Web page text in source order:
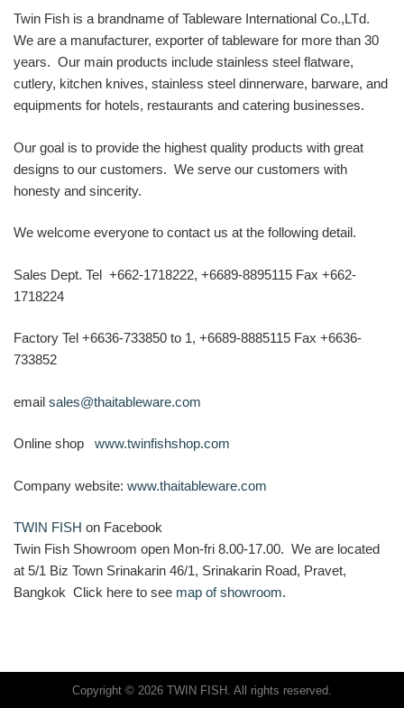
Twin Fish is a brandname of Tableware International Co.,LTd.
We are a manufacturer, exporter of tableware for more than 30
years. Our main products include stainless steel flatware,
cutlery, kitchen knives, stainless steel dinnerware, barware, and
equipments for hotels, restaurants and catering businesses.
Our goal is to provide the highest quality products with great
designs to our customers. We serve our customers with
honesty and sincerity.
We welcome everyone to contact us at the following detail.
Sales Dept. Tel +662-1718222, +6689-8895115 Fax +662-
1718224
Factory Tel +6636-733850 to 1, +6689-8885115 Fax +6636-
733852
email sales@thaitableware.com
Online shop www.twinfishshop.com
Company website: www.thaitableware.com
TWIN FISH on Facebook
Twin Fish Showroom open Mon-fri 8.00-17.00. We are located
at 5/1 Biz Town Srinakarin 46/1, Srinakarin Road, Pravet,
Bangkok Click here to see map of showroom.
Copyright © 2026 TWIN FISH. All rights reserved.